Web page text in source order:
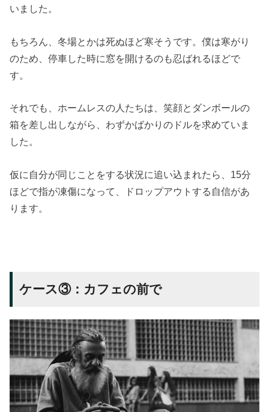
いました。
もちろん、冬場とかは死ぬほど寒そうです。僕は寒がり
のため、停車した時に窓を開けるのも忍ばれるほどで
す。
それでも、ホームレスの人たちは、笑顔とダンボールの
箱を差し出しながら、わずかばかりのドルを求めていま
した。
仮に自分が同じことをする状況に追い込まれたら、15分
ほどで指が凍傷になって、ドロップアウトする自信があ
ります。
ケース③：カフェの前で